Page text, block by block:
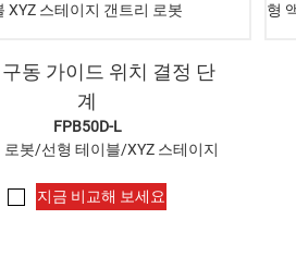
동 가이드 위치 결정 단
계
FPB50D-L
로봇/선형 테이블/XYZ 스테이지
지금 비교해 보세요